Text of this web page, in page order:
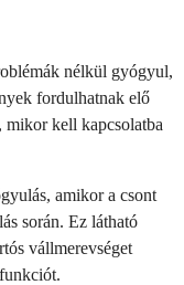
nélkül gyógyul,
fordulhatnak elő
mikor kell kapcsolatba
amikor a csont
során. Ez látható
vállmerevséget